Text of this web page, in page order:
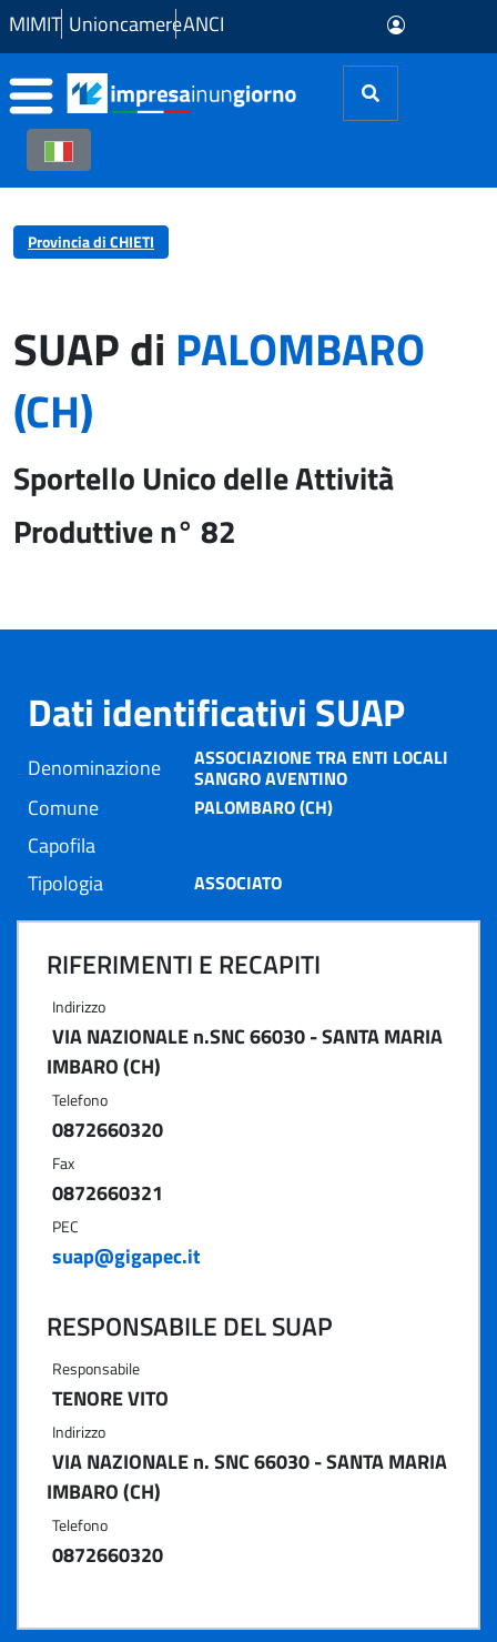
Skip to Main Content
MIMIT UnioncamereANCI
Provincia di CHIETI
SUAP di PALOMBARO
(CH)
Sportello Unico delle Attività
Produttive n° 82
Dati identificativi SUAP
Denominazione ASSOCIAZIONE TRA ENTI LOCALI
SANGRO AVENTINO
Comune PALOMBARO (CH)
Capofila
Tipologia
ASSOCIATO
RIFERIMENTI E RECAPITI
Indirizzo
VIA NAZIONALE n.SNC 66030 - SANTA MARIA
IMBARO (CH)
Telefono
0872660320
Fax
0872660321
PEC
suap@gigapec.it
RESPONSABILE DEL SUAP
Responsabile
TENORE VITO
Indirizzo
VIA NAZIONALE n. SNC 66030 - SANTA MARIA
IMBARO (CH)
Telefono
0872660320